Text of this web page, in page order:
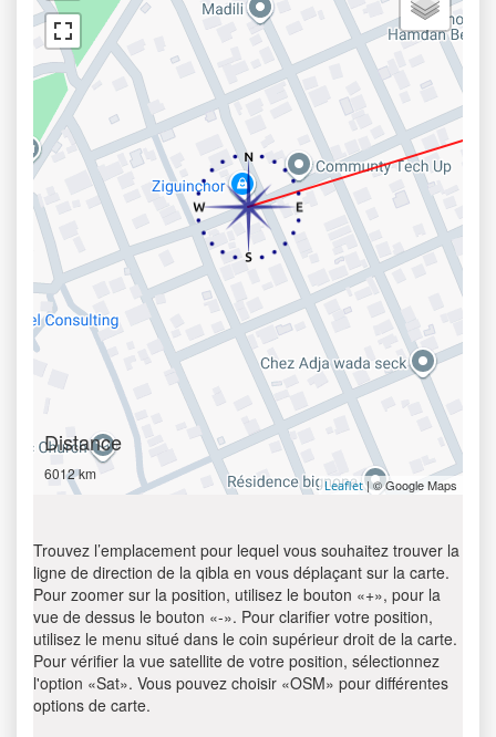
Distance
6012 km
Leaflet| © Google Maps
Trouvez l’emplacement pour lequel vous souhaitez trouver la
ligne de direction de la qibla en vous déplaçant sur la carte.
Pour zoomer sur la position, utilisez le bouton «+», pour la
vue de dessus le bouton «-». Pour clarifier votre position,
utilisez le menu situé dans le coin supérieur droit de la carte.
Pour vérifier la vue satellite de votre position, sélectionnez
l'option «Sat». Vous pouvez choisir «OSM» pour différentes
options de carte.